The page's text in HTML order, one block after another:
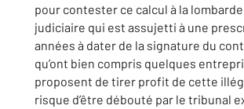
pour contester ce calcul à la
judiciaire qui est assujetti à une
années à dater de la signature du
qu’ont bien compris quelques
proposent de tirer profit de cette
risque d’être débouté par le tribunal